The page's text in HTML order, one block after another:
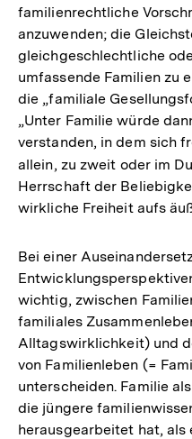
familienrechtliche
anzuwenden; die
gleichgeschlechtliche
umfassende Familien zu
die „familiale
„Unter Familie würde
verstanden, in dem sich
allein, zu zweit oder im
Herrschaft der
wirkliche Freiheit aufs
Bei einer
wichtig, zwischen
familiales
Alltagswirklichkeit) und
von Familienleben (=
unterscheiden. Familie
die jüngere
herausgearbeitet hat, als